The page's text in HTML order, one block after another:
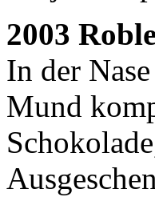
2003
In der
Mund